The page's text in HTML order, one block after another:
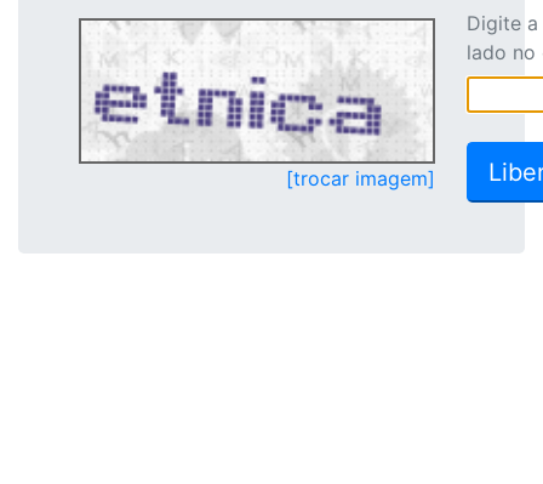
[trocar imagem]
Digite
lado no